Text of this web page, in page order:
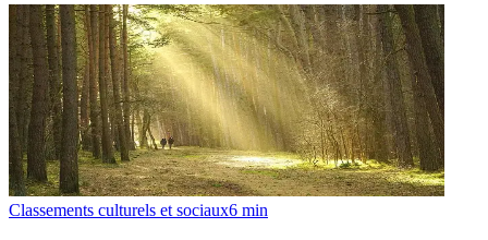
Classements culturels et sociaux6 min